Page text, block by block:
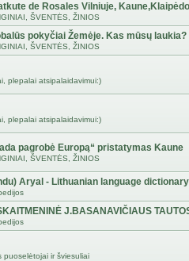
de Rosales Vilniuje,
ŠVENTĖS, ŽINIOS
pokyčiai Žemėje. Kas mūsų laukia?
ŠVENTĖS, ŽINIOS
plepalai atsipalaidavimui:)
plepalai atsipalaidavimui:)
pagrobė Europą“ pristatymas Kaune
ŠVENTĖS, ŽINIOS
Aryal - Lithuanian language dictionary
J.BASANAVIČIAUS
puoselėtojai ir šviesuliai